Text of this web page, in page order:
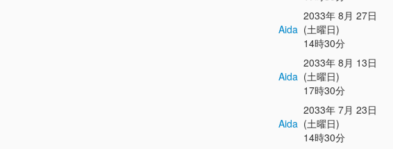
Aida
2033年 8月 27日
(土曜日)
14時30分
Aida
2033年 8月 13日
(土曜日)
17時30分
Aida
2033年 7月 23日
(土曜日)
14時30分